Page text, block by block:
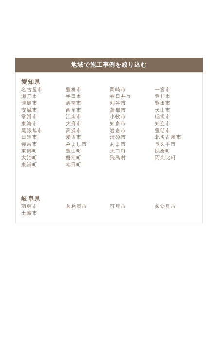
地域で施工事例を絞り込む
愛知県
名古屋市 豊橋市 岡崎市
一宮市
瀬戸市
半田市 春日井市
豊川市
津島市
碧南市 刈谷市
豊田市
安城市
西尾市 蒲郡市
犬山市
常滑市
江南市 小牧市
稲沢市
東海市
大府市 知多市
知立市
尾張旭市
高浜市 岩倉市
豊明市
日進市
愛西市 清須市
北名古屋市
弥富市
みよし市 あま市
長久手市
東郷町
豊山町 大口町
扶桑町
大治町
蟹江町 飛島村
阿久比町
東浦町
幸田町
岐阜県
羽島市 各務原市 可児市
多治見市
土岐市